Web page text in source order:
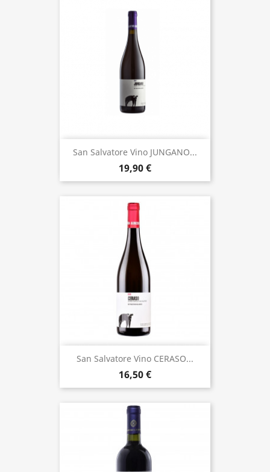
San Salvatore Vino JUNGANO...
19,90 €
San Salvatore Vino CERASO...
16,50 €